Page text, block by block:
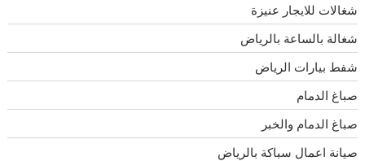
شغالات للايجار عنيزة
شغالة بالساعة بالرياض
شفط بيارات الرياض
صباغ الدمام
صباغ الدمام والخبر
صيانة اعمال سباكة بالرياض